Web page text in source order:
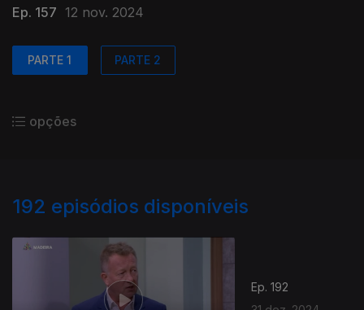
Ep. 157 12 nov. 2024
PARTE 1 PARTE 2
opções
192 episódios disponíveis
Ep. 192